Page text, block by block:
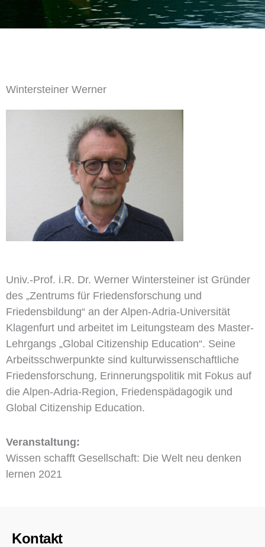
Wintersteiner Werner
Univ.-Prof. i.R. Dr. Werner Wintersteiner ist Gründer
des „Zentrums für Friedensforschung und
Friedensbildung“ an der Alpen-Adria-Universität
Klagenfurt und arbeitet im Leitungsteam des Master-
Lehrgangs „Global Citizenship Education“. Seine
Arbeitsschwerpunkte sind kulturwissenschaftliche
Friedensforschung, Erinnerungspolitik mit Fokus auf
die Alpen-Adria-Region, Friedenspädagogik und
Global Citizenship Education.
Veranstaltung:
Wissen schafft Gesellschaft: Die Welt neu denken
lernen 2021
Kontakt